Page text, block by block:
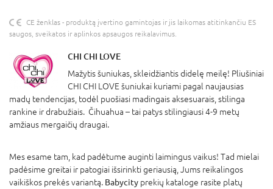
CE ženklas - produktą įvertino gamintojas ir jis laikomas atitinkančiu ES
saugos, sveikatos ir aplinkos apsaugos reikalavimus.
CHI CHI LOVE
Mažytis šuniukas, skleidžiantis didelę meilę! Pliušiniai
CHI CHI LOVE šuniukai kuriami pagal naujausias
madų tendencijas, todėl puošiasi madingais aksesuarais, stilinga
rankine ir drabužiais. Čihuahua – tai patys stilingiausi 4-9 metų
amžiaus mergaičių draugai.
Mes esame tam, kad padėtume auginti laimingus vaikus! Tad mielai
padėsime greitai ir patogiai išsirinkti geriausią, Jums reikalingos
vaikiškos prekės variantą. Babycity prekių kataloge rasite platų